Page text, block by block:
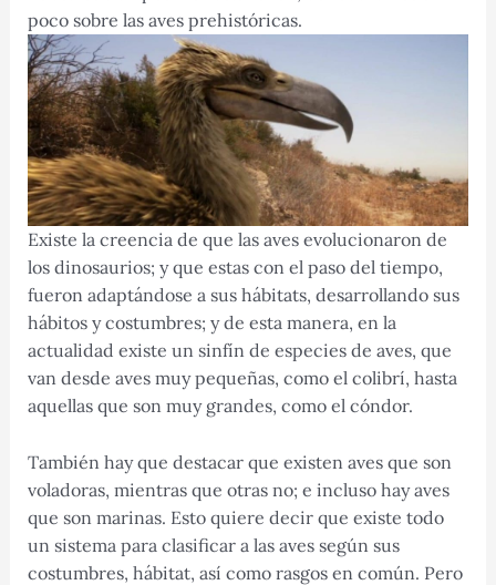
poco sobre las aves prehistóricas.
Existe la creencia de que las aves evolucionaron de
los dinosaurios; y que estas con el paso del tiempo,
fueron adaptándose a sus hábitats, desarrollando sus
hábitos y costumbres; y de esta manera, en la
actualidad existe un sinfín de especies de aves, que
van desde aves muy pequeñas, como el colibrí, hasta
aquellas que son muy grandes, como el cóndor.
También hay que destacar que existen aves que son
voladoras, mientras que otras no; e incluso hay aves
que son marinas. Esto quiere decir que existe todo
un sistema para clasificar a las aves según sus
costumbres, hábitat, así como rasgos en común. Pero